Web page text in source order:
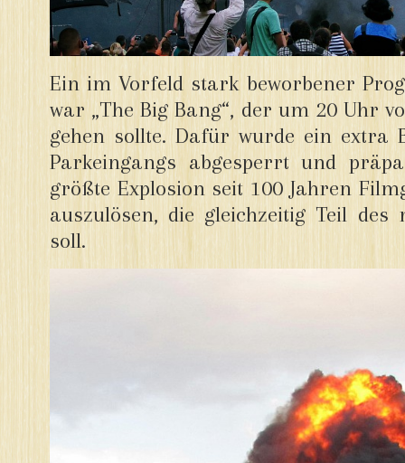
Ein im Vorfeld stark beworbener
war „The Big Bang“, der um 20 Uhr
gehen sollte. Dafür wurde ein extra
Parkeingangs abgesperrt und
größte Explosion seit 100 Jahren
auszulösen, die gleichzeitig Teil des
soll.